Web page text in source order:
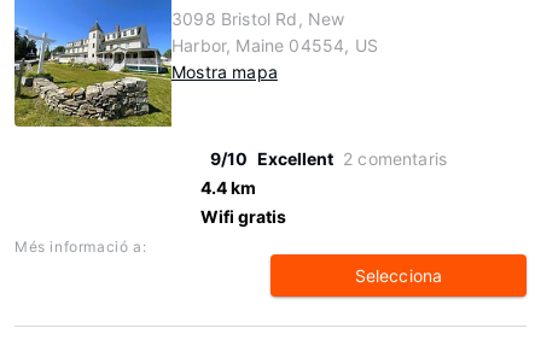
3098 Bristol Rd, New
Harbor, Maine 04554, US
Mostra mapa
9/10 Excellent 2 comentaris
4.4 km
Wifi gratis
Més informació a:
Selecciona